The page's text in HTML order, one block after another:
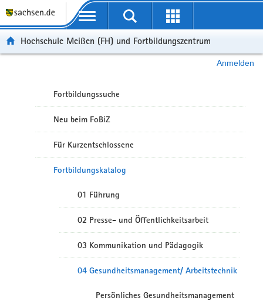
Portalübergreifende Navigation
Hochschule Meißen (FH) und Fortbildungszentrum
Anmelden
Fortbildungssuche
Neu beim FoBiZ
Für Kurzentschlossene
Fortbildungskatalog
01 Führung
02 Presse- und Öffentlichkeitsarbeit
03 Kommunikation und Pädagogik
04 Gesundheitsmanagement/ Arbeitstechnik
Persönliches Gesundheitsmanagement